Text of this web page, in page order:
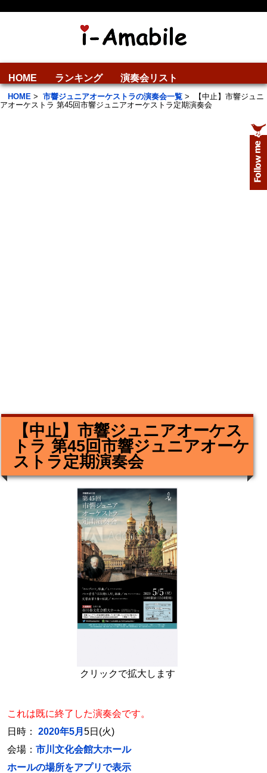
HOME ランキング 演奏会リスト
HOME > 市響ジュニアオーケストラの演奏会一覧 >
【中止】市響ジュニ
アオーケストラ 第45回市響ジュニアオーケストラ定期演奏会
【中止】市響ジュニアオーケス
トラ 第45回市響ジュニアオーケ
ストラ定期演奏会
クリックで拡大します
これは既に終了した演奏会です。
日時： 2020年5月 5日(火)
会場： 市川文化会館大ホール
ホールの場所をアプリで表示